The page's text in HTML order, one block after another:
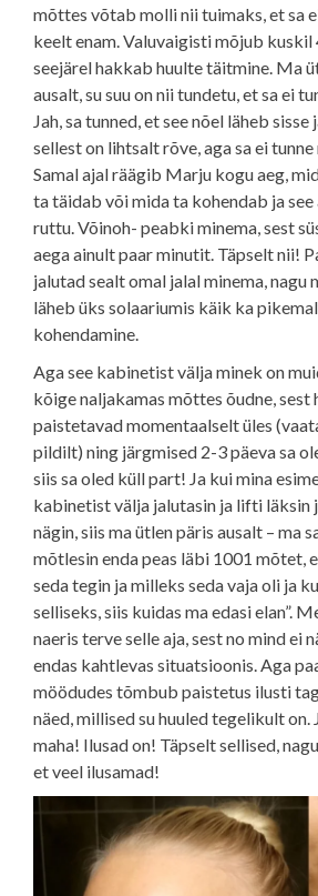
mõttes võtab molli nii tuimaks, et sa
keelt enam. Valuvaigisti mõjub
seejärel hakkab huulte täitmine. Ma
ausalt, su suu on nii tundetu, et sa ei
Jah, sa tunned, et see nõel läheb sisse
sellest on lihtsalt rõve, aga sa ei
Samal ajal räägib Marju kogu aeg,
ta täidab või mida ta kohendab ja see
ruttu. Võinoh- peabki minema, sest
aega ainult paar minutit. Täpselt nii!
jalutad sealt omal jalal minema, nagu
läheb üks solaariumis käik ka
kohendamine.
Aga see kabinetist välja minek on
kõige naljakamas mõttes õudne, sest
paistetavad momentaalselt üles
pildilt) ning järgmised 2-3 päeva sa
siis sa oled küll part! Ja kui mina
kabinetist välja jalutasin ja lifti läksin
nägin, siis ma ütlen päris ausalt – ma
mõtlesin enda peas läbi 1001 mõtet,
seda tegin ja milleks seda vaja oli ja
selliseks, siis kuidas ma edasi elan”.
naeris terve selle aja, sest no mind ei
endas kahtlevas situatsioonis. Aga
möödudes tõmbub paistetus ilusti
näed, millised su huuled tegelikult on.
maha! Ilusad on! Täpselt sellised,
et veel ilusamad!